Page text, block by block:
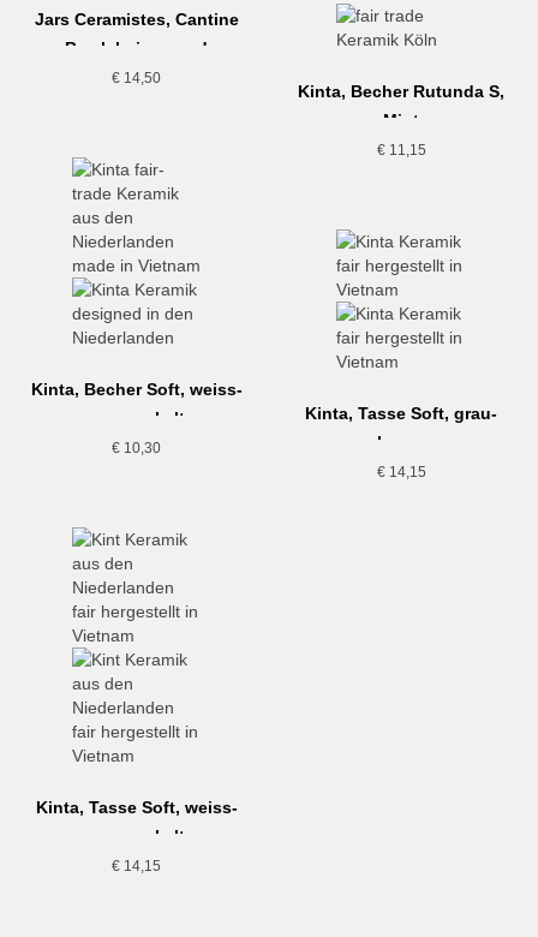
Jars Ceramistes, Cantine
Bowl, beige-sand
€ 14,50
Kinta, Becher Rutunda S,
Mint
€11,15
Kinta, Becher Soft, weiss-
gesprenkelt
€ 10,30
Kinta, Tasse Soft, grau-
braun
€14,15
Kinta, Tasse Soft, weiss-
gesprenkelt
€ 14,15